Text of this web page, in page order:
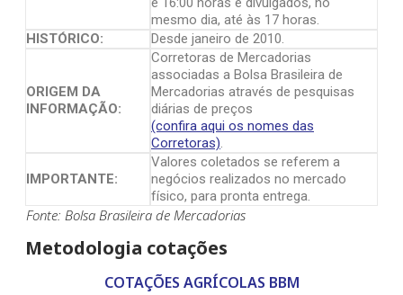
mesmo dia, até às 17 horas.
HISTÓRICO:
Desde janeiro de 2010.
ORIGEM DA
INFORMAÇÃO:
Corretoras de Mercadorias
associadas a Bolsa Brasileira de
Mercadorias através de pesquisas
diárias de preços
(confira aqui os nomes das
Corretoras).
IMPORTANTE:
Valores coletados se referem a
negócios realizados no mercado
físico, para pronta entrega.
Fonte: Bolsa Brasileira de Mercadorias
Metodologia cotações
COTAÇÕES AGRÍCOLAS BBM